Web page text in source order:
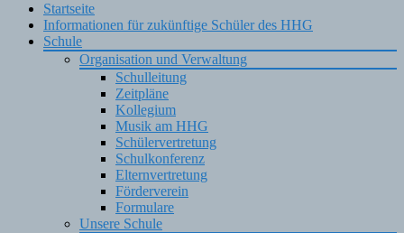
Startseite
Informationen für zukünftige Schüler des HHG
Schule
Organisation und Verwaltung
Schulleitung
Zeitpläne
Kollegium
Musik am HHG
Schülervertretung
Schulkonferenz
Elternvertretung
Förderverein
Formulare
Unsere Schule